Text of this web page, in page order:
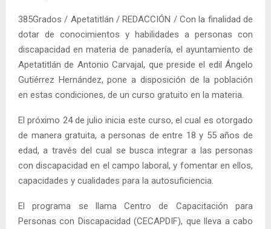
385Grados / Apetatitlán / REDACCIÓN / Con la finalidad de
dotar de conocimientos y habilidades a personas con
discapacidad en materia de panadería, el ayuntamiento de
Apetatitlán de Antonio Carvajal, que preside el edil Ángelo
Gutiérrez Hernández, pone a disposición de la población
en estas condiciones, de un curso gratuito en la materia.
El próximo 24 de julio inicia este curso, el cual es otorgado
de manera gratuita, a personas de entre 18 y 55 años de
edad, a través del cual se busca integrar a las personas
con discapacidad en el campo laboral, y fomentar en ellos,
capacidades y cualidades para la autosuficiencia.
El programa se llama Centro de Capacitación para
Personas con Discapacidad (CECAPDIF), que lleva a cabo